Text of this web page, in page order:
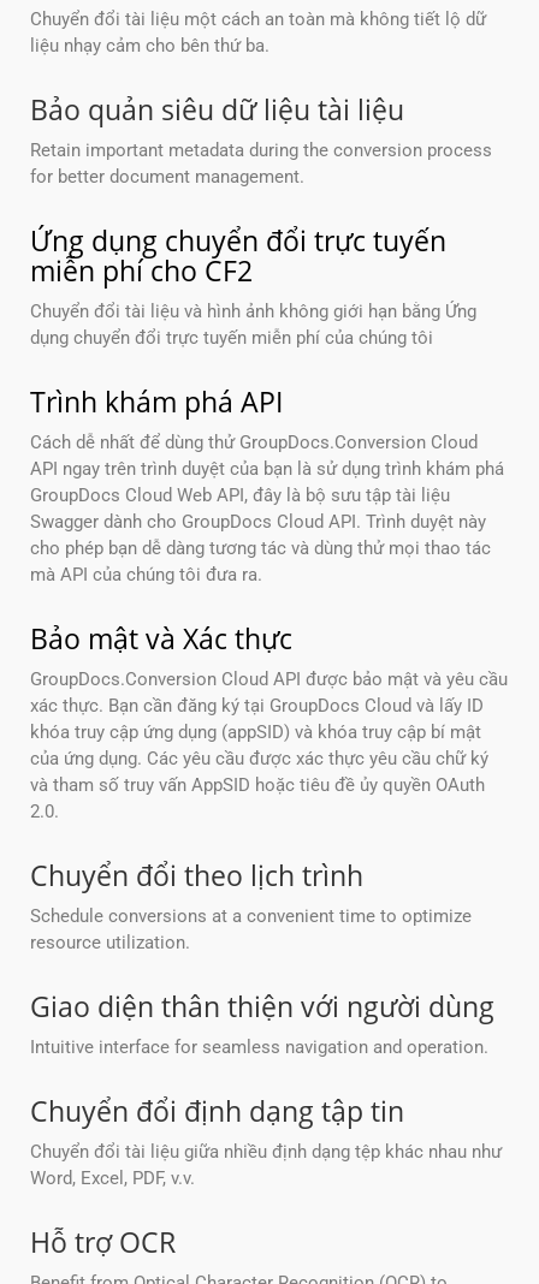
Chuyển đổi tài liệu một cách an toàn mà không tiết lộ dữ
liệu nhạy cảm cho bên thứ ba.
Bảo quản siêu dữ liệu tài liệu
Retain important metadata during the conversion process
for better document management.
Ứng dụng chuyển đổi trực tuyến
miễn phí cho CF2
Chuyển đổi tài liệu và hình ảnh không giới hạn bằng Ứng
dụng chuyển đổi trực tuyến miễn phí của chúng tôi
Trình khám phá API
Cách dễ nhất để dùng thử GroupDocs.Conversion Cloud
API ngay trên trình duyệt của bạn là sử dụng trình khám phá
GroupDocs Cloud Web API, đây là bộ sưu tập tài liệu
Swagger dành cho GroupDocs Cloud API. Trình duyệt này
cho phép bạn dễ dàng tương tác và dùng thử mọi thao tác
mà API của chúng tôi đưa ra.
Bảo mật và Xác thực
GroupDocs.Conversion Cloud API được bảo mật và yêu cầu
xác thực. Bạn cần đăng ký tại GroupDocs Cloud và lấy ID
khóa truy cập ứng dụng (appSID) và khóa truy cập bí mật
của ứng dụng. Các yêu cầu được xác thực yêu cầu chữ ký
và tham số truy vấn AppSID hoặc tiêu đề ủy quyền OAuth
2.0.
Chuyển đổi theo lịch trình
Schedule conversions at a convenient time to optimize
resource utilization.
Giao diện thân thiện với người dùng
Intuitive interface for seamless navigation and operation.
Chuyển đổi định dạng tập tin
Chuyển đổi tài liệu giữa nhiều định dạng tệp khác nhau như
Word, Excel, PDF, v.v.
Hỗ trợ OCR